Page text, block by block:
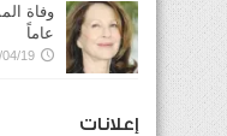
عاماً
04/19
إعلانات